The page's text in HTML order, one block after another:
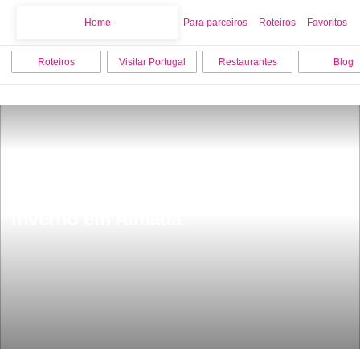
Home Para parceiros Roteiros Favoritos
Roteiros Visitar Portugal Restaurantes Blog